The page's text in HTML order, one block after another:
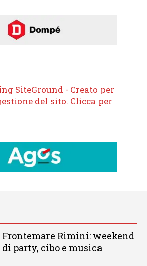
Frontemare Rimini: weekend
di party, cibo e musica